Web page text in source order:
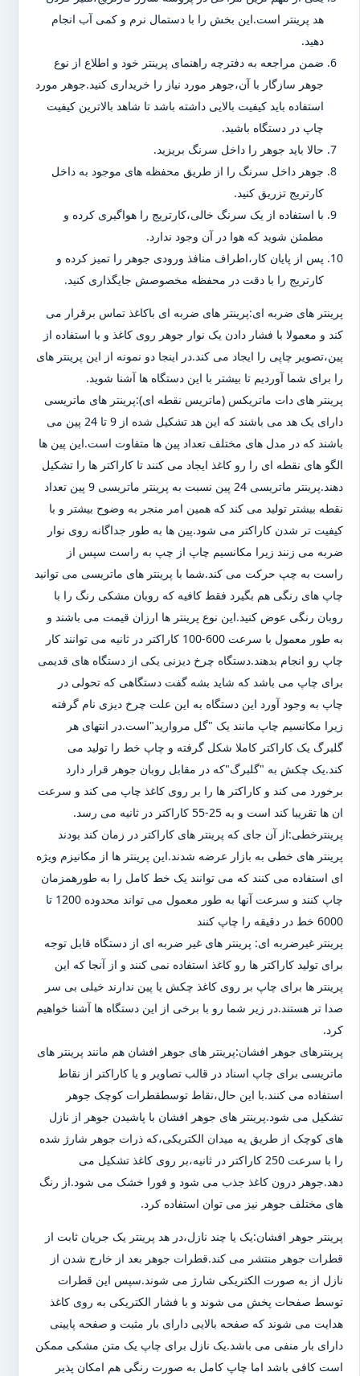
هد پرینتر است.این بخش را با دستمال نرم و کمی آب انجام
دهید.
ضمن مراجعه به دفترچه راهنمای پرینتر خود و اطلاع از نوع
جوهر سازگار با آن،جوهر مورد نیاز را خریداری کنید.جوهر مورد
استفاده باید کیفیت بالایی داشته باشد تا شاهد بالاترین کیفیت
چاپ در دستگاه باشید.
حالا باید جوهر را داخل سرنگ بریزید.
جوهر داخل سرنگ را از طریق محفظه های موجود به داخل
کارتریج تزریق کنید.
با استفاده از یک سرنگ خالی،کارتریج را هواگیری کرده و
مطمئن شوید که هوا در آن وجود ندارد.
پس از پایان کار،اطراف منافذ ورودی جوهر را تمیز کرده و
کارتریج را با دقت در محفظه مخصوصش جایگذاری کنید.
پرینتر های ضربه ای:پرینتر های ضربه ای باکاغذ تماس برقرار می
کند و معمولا با فشار دادن یک نوار جوهر روی کاغذ و با استفاده از
پین،تصویر چاپی را ایجاد می کند.در اینجا دو نمونه از این پرینتر های
را برای شما آوردیم تا بیشتر با این دستگاه ها آشنا شوید.
پرینتر های دات ماتریکس (ماتریس نقطه ای):پرینتر های ماتریسی
دارای یک هد می باشند که این هد تشکیل شده از 9 تا 24 پین می
باشند که در مدل های مختلف تعداد پین ها متفاوت است.این پین ها
الگو های نقطه ای را رو کاغذ ایجاد می کنند تا کاراکتر ها را تشکیل
دهند.پرینتر ماتریسی 24 پین نسبت به پرینتر ماتریسی 9 پین تعداد
نقطه بیشتر تولید می کند که همین امر منجر به وضوح بیشتر و با
کیفیت تر شدن کاراکتر می شود.پین ها به طور جداگانه روی نوار
ضربه می زنند زیرا مکانسیم چاپ از چپ به راست سپس از
راست به چپ حرکت می کند.شما با پرینتر های ماتریسی می توانید
چاپ های رنگی هم بگیرد فقط کافیه که روبان مشکی رنگ را با
روبان رنگی عوض کنید.این نوع پرینتر ها ارزان قیمت می باشند و
به طور معمول با سرعت 600-100 کاراکتر در ثانیه می توانند کار
چاپ رو انجام بدهند.دستگاه چرخ دیزنی یکی از دستگاه های قدیمی
برای چاپ می باشد که شاید بشه گفت دستگاهی که تحولی در
چاپ به وجود آورد این دستگاه به این علت چرخ دیزی نام گرفته
زیرا مکانسیم چاپ مانند یک "گل مروارید"است.در انتهای هر
گلبرگ یک کاراکتر کاملا شکل گرفته و چاپ خط را تولید می
کند.یک چکش به "گلبرگ"که در مقابل روبان جوهر قرار دارد
برخورد می کند و کاراکتر ها را بر روی کاغذ چاپ می کند و سرعت
ان ها تقریبا کند است و به 25-55 کاراکتر در ثانیه می رسد.
پرینترخطی:از آن جای که پرینتر های کاراکتر در زمان کند بودند
پرینتر های خطی به بازار عرضه شدند.این پرینتر ها از مکانیزم ویژه
ای استفاده می کنند که می توانند یک خط کامل را به طورهمزمان
چاپ کنند و سرعت آنها به طور معمول می تواند محدوده 1200 تا
6000 خط در دقیقه را چاپ کنند
پرینتر غیرضربه ای: پرینتر های غیر ضربه ای از دستگاه قابل توجه
برای تولید کاراکتر ها رو کاغذ استفاده نمی کنند و از آنجا که این
پرینتر ها برای چاپ بر روی کاغذ چکش یا پین ندارند خیلی بی سر
صدا تر هستند.در زیر شما رو با برخی از این دستگاه ها آشنا خواهیم
کرد.
پرینترهای جوهر افشان:پرینتر های جوهر افشان هم مانند پرینتر های
ماتریسی برای چاپ اسناد در قالب تصاویر و یا کاراکتر از نقاط
استفاده می کنند.با این حال،نقاط توسطقطرات کوچک جوهر
تشکیل می شود.پرینتر های جوهر افشان با پاشیدن جوهر از نازل
های کوچک از طریق یه میدان الکتریکی،که ذرات جوهر شارژ شده
را با سرعت 250 کاراکتر در ثانیه،بر روی کاغذ تشکیل می
دهد.جوهر درون کاغذ جذب می شود و فورا خشک می شود.از رنگ
های مختلف جوهر نیز می توان استفاده کرد.
پرینتر جوهر افشان:یک یا چند نازل،در هد پرینتر یک جریان ثابت از
قطرات جوهر منتشر می کند.قطرات جوهر بعد از خارج شدن از
نازل از به صورت الکتریکی شارژ می شوند.سپس این قطرات
توسط صفحات پخش می شوند و با فشار الکتریکی به روی کاغذ
هدایت می شوند که صفحه بالایی دارای بار مثبت و صفحه پایینی
دارای بار منفی می باشد.یک نازل برای چاپ یک متن مشکی ممکن
است کافی باشد اما چاپ کامل به صورت رنگی هم امکان پذیر